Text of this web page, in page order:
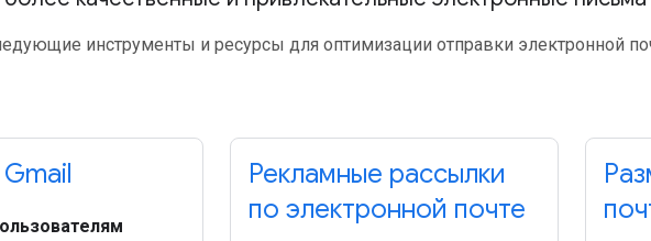
инструменты и ресурсы для оптимизации отправки электронной
Gmail
Рекламные рассылки
по электронной почте